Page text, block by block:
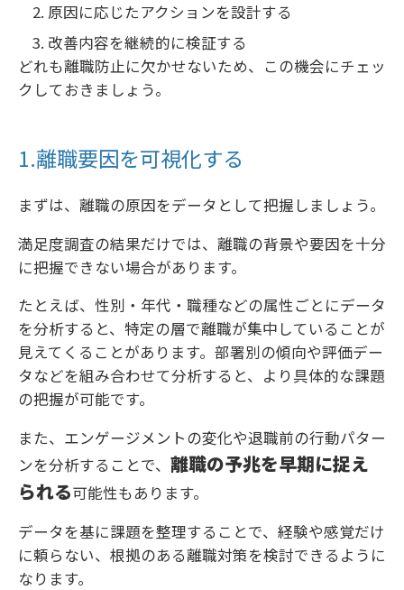
原因に応じたアクションを設計する
改善内容を継続的に検証する
どれも離職防止に欠かせないため、この機会にチェッ
クしておきましょう。
1.離職要因を可視化する
まずは、離職の原因をデータとして把握しましょう。
満足度調査の結果だけでは、離職の背景や要因を十分
に把握できない場合があります。
たとえば、性別・年代・職種などの属性ごとにデータ
を分析すると、特定の層で離職が集中していることが
見えてくることがあります。部署別の傾向や評価デー
タなどを組み合わせて分析すると、より具体的な課題
の把握が可能です。
また、エンゲージメントの変化や退職前の行動パター
ンを分析することで、 離職の予兆を早期に捉え
られる可能性もあります。
データを基に課題を整理することで、経験や感覚だけ
に頼らない、根拠のある離職対策を検討できるように
なります。